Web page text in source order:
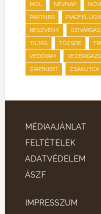
MOL , NÉVNAP ,
PARTNER ,
RÉSZVÉNY , SZIVÁRGÁS
TILTÁS , TŐZSDE ,
VÉDŐVÁM ,
ZÁRTKERT , ZSÁKUTCA
MÉDIAAJÁNLAT
FELTÉTELEK
ADATVÉDELEM
ÁSZF
IMPRESSZUM